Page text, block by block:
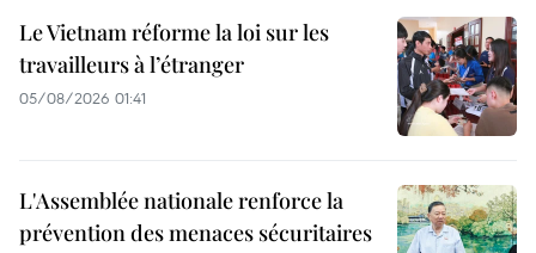
Le Vietnam réforme la loi sur les
travailleurs à l’étranger
05/08/2026 01:41
L'Assemblée nationale renforce la
prévention des menaces sécuritaires